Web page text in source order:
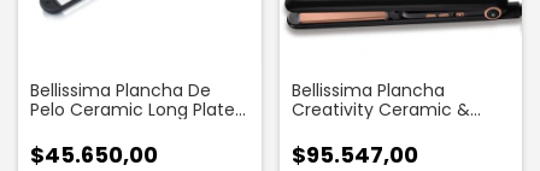
Bellissima Plancha De
Pelo Ceramic Long Plates
$45.650,00
Bellissima Plancha
Creativity Ceramic &
$95.547,00